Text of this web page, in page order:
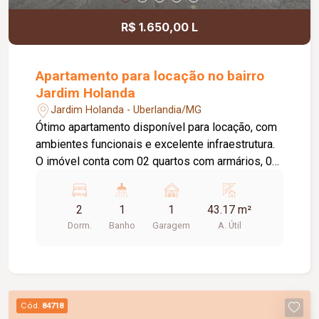
R$ 1.650,00 L
Apartamento para locação no bairro
Jardim Holanda
Jardim Holanda - Uberlandia/MG
Ótimo apartamento disponível para locação, com
ambientes funcionais e excelente infraestrutura.
O imóvel conta com 02 quartos com armários, 01
e depurador (sugar), 01 área de serviço, 01
banheiro social com box em vidro e armário,
elevador e 01 vaga de garagem. O condomínio
2
Dorm.
1
Banho
1
Garagem
43.17 m²
A. Útil
Cód. 84718